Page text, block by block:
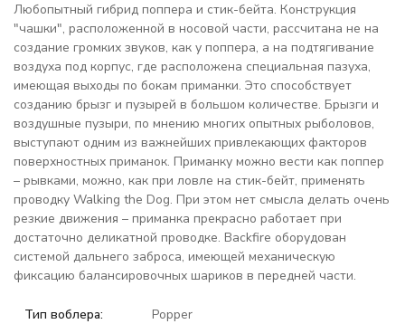
Любопытный гибрид поппера и стик-бейта. Конструкция
"чашки", расположенной в носовой части, рассчитана не на
создание громких звуков, как у поппера, а на подтягивание
воздуха под корпус, где расположена специальная пазуха,
имеющая выходы по бокам приманки. Это способствует
созданию брызг и пузырей в большом количестве. Брызги и
воздушные пузыри, по мнению многих опытных рыболовов,
выступают одним из важнейших привлекающих факторов
поверхностных приманок. Приманку можно вести как поппер
– рывками, можно, как при ловле на стик-бейт, применять
проводку Walking the Dog. При этом нет смысла делать очень
резкие движения – приманка прекрасно работает при
достаточно деликатной проводке. Backfire оборудован
системой дальнего заброса, имеющей механическую
фиксацию балансировочных шариков в передней части.
Тип воблера: Popper